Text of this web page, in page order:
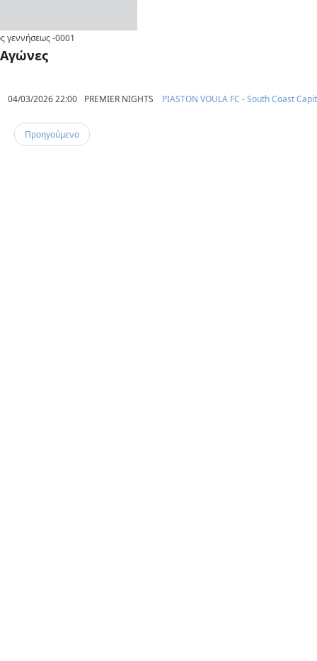
γεννήσεως-0001
Αγώνες
04/03/2026 22:00 PREMIER NIGHTS PIASTON VOULA FC - South Coast
Προηγούμενο